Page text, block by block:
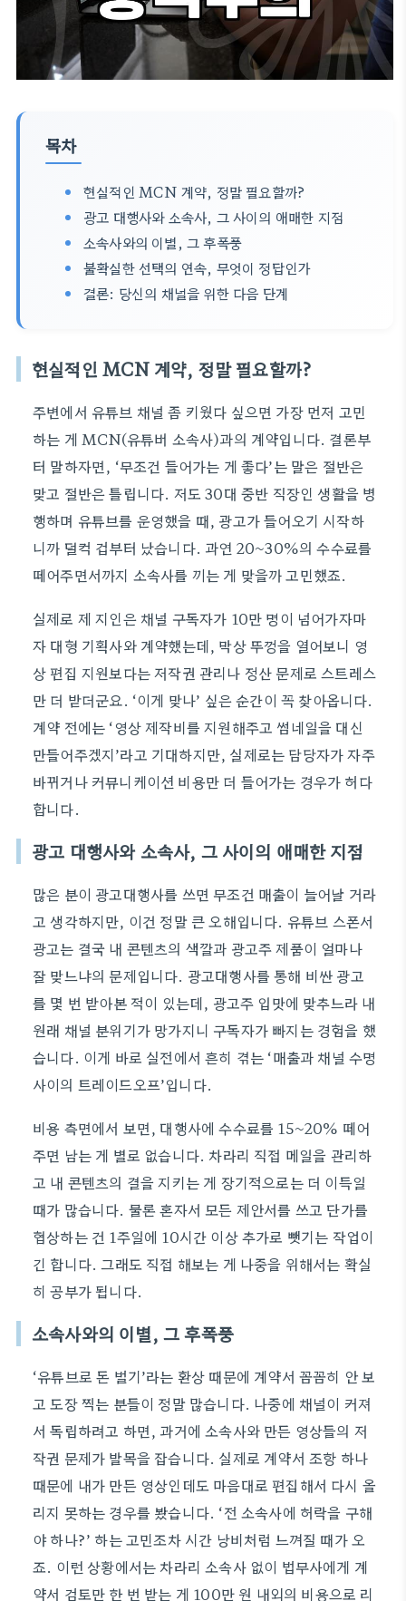
목차
현실적인 MCN 계약, 정말 필요할까?
광고 대행사와 소속사, 그 사이의 애매한 지점
소속사와의 이별, 그 후폭풍
불확실한 선택의 연속, 무엇이 정답인가
결론: 당신의 채널을 위한 다음 단계
현실적인 MCN 계약, 정말 필요할까?
주변에서 유튜브 채널 좀 키웠다 싶으면 가장 먼저 고민
하는 게 MCN(유튜버 소속사)과의 계약입니다. 결론부
터 말하자면, ‘무조건 들어가는 게 좋다’는 말은 절반은
맞고 절반은 틀립니다. 저도 30대 중반 직장인 생활을 병
행하며 유튜브를 운영했을 때, 광고가 들어오기 시작하
니까 덜컥 겁부터 났습니다. 과연 20~30%의 수수료를
떼어주면서까지 소속사를 끼는 게 맞을까 고민했죠.
실제로 제 지인은 채널 구독자가 10만 명이 넘어가자마
자 대형 기획사와 계약했는데, 막상 뚜껑을 열어보니 영
상 편집 지원보다는 저작권 관리나 정산 문제로 스트레스
만 더 받더군요. ‘이게 맞나’ 싶은 순간이 꼭 찾아옵니다.
계약 전에는 ‘영상 제작비를 지원해주고 썸네일을 대신
만들어주겠지’라고 기대하지만, 실제로는 담당자가 자주
바뀌거나 커뮤니케이션 비용만 더 들어가는 경우가 허다
합니다.
광고 대행사와 소속사, 그 사이의 애매한 지점
많은 분이 광고대행사를 쓰면 무조건 매출이 늘어날 거라
고 생각하지만, 이건 정말 큰 오해입니다. 유튜브 스폰서
광고는 결국 내 콘텐츠의 색깔과 광고주 제품이 얼마나
잘 맞느냐의 문제입니다. 광고대행사를 통해 비싼 광고
를 몇 번 받아본 적이 있는데, 광고주 입맛에 맞추느라 내
원래 채널 분위기가 망가지니 구독자가 빠지는 경험을 했
습니다. 이게 바로 실전에서 흔히 겪는 ‘매출과 채널 수명
사이의 트레이드오프’입니다.
비용 측면에서 보면, 대행사에 수수료를 15~20% 떼어
주면 남는 게 별로 없습니다. 차라리 직접 메일을 관리하
고 내 콘텐츠의 결을 지키는 게 장기적으로는 더 이득일
때가 많습니다. 물론 혼자서 모든 제안서를 쓰고 단가를
협상하는 건 1주일에 10시간 이상 추가로 뺏기는 작업이
긴 합니다. 그래도 직접 해보는 게 나중을 위해서는 확실
히 공부가 됩니다.
소속사와의 이별, 그 후폭풍
‘유튜브로 돈 벌기’라는 환상 때문에 계약서 꼼꼼히 안 보
고 도장 찍는 분들이 정말 많습니다. 나중에 채널이 커져
서 독립하려고 하면, 과거에 소속사와 만든 영상들의 저
작권 문제가 발목을 잡습니다. 실제로 계약서 조항 하나
때문에 내가 만든 영상인데도 마음대로 편집해서 다시 올
리지 못하는 경우를 봤습니다. ‘전 소속사에 허락을 구해
야 하나?’ 하는 고민조차 시간 낭비처럼 느껴질 때가 오
죠. 이런 상황에서는 차라리 소속사 없이 법무사에게 계
약서 검토만 한 번 받는 게 100만 원 내외의 비용으로 리